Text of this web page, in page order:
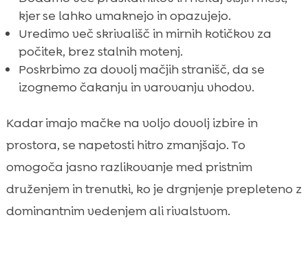
kjer se lahko umaknejo in opazujejo.
Uredimo več skrivališč in mirnih kotičkov za
počitek, brez stalnih motenj.
Poskrbimo za dovolj mačjih stranišč, da se
izognemo čakanju in varovanju vhodov.
Kadar imajo mačke na voljo dovolj izbire in
prostora, se napetosti hitro zmanjšajo. To
omogoča jasno razlikovanje med pristnim
druženjem in trenutki, ko je drgnjenje prepleteno z
dominantnim vedenjem ali rivalstvom.